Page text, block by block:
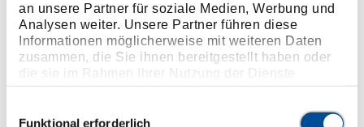
an unsere Partner für soziale Medien, Werbung und
Analysen weiter. Unsere Partner führen diese
Informationen möglicherweise mit weiteren Daten
zusammen, die Sie ihnen bereitgestellt haben oder
die sie im Rahmen Ihrer Nutzung der Dienste
gesammelt haben. Unsere vollständige
Funktional erforderlich
Produktbeschreibung
Für schwer zugängliche Schraubstellen
Chrom-Vanadium-Stahl